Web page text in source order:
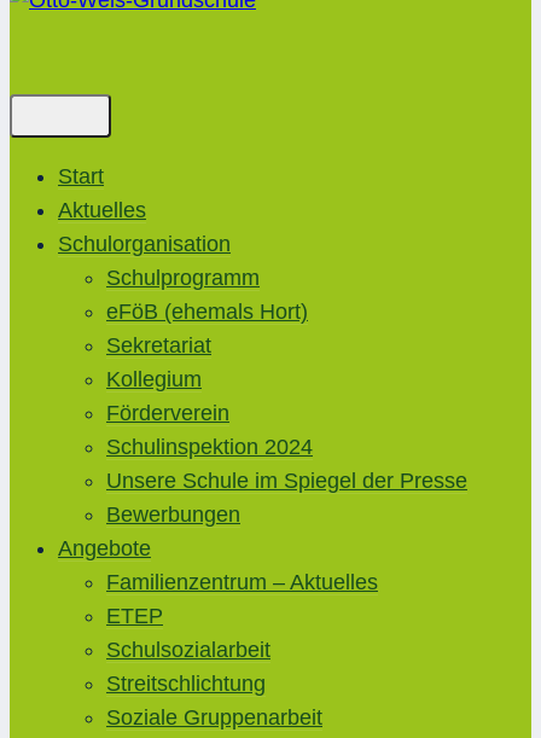
Start
Aktuelles
Schulorganisation
Schulprogramm
eFöB (ehemals Hort)
Sekretariat
Kollegium
Förderverein
Schulinspektion 2024
Unsere Schule im Spiegel der Presse
Bewerbungen
Angebote
Familienzentrum – Aktuelles
ETEP
Schulsozialarbeit
Streitschlichtung
Soziale Gruppenarbeit